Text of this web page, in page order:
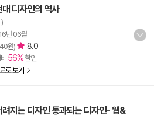
디자인의 역사
년 06월
원) 8.0
56%할인
로 보기
지는 디자인 통과되는 디자인- 웹&